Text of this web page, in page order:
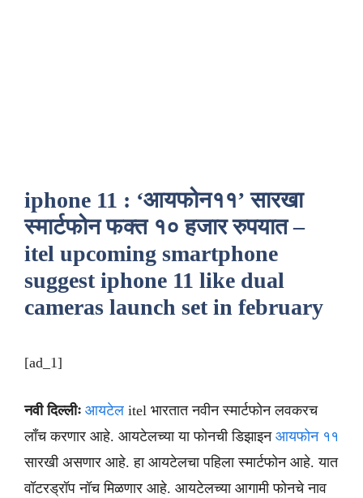
iphone 11 : ‘आयफोन११’ सारखा
स्मार्टफोन फक्त १० हजार रुपयात –
itel upcoming smartphone
suggest iphone 11 like dual
cameras launch set in february
[ad_1]
नवी दिल्लीः आयटेल itel भारतात नवीन स्मार्टफोन लवकरच
लाँच करणार आहे. आयटेलच्या या फोनची डिझाइन आयफोन ११
सारखी असणार आहे. हा आयटेलचा पहिला स्मार्टफोन आहे. यात
वॉटरड्रॉप नॉच मिळणार आहे. आयटेलच्या आगामी फोनचे नाव